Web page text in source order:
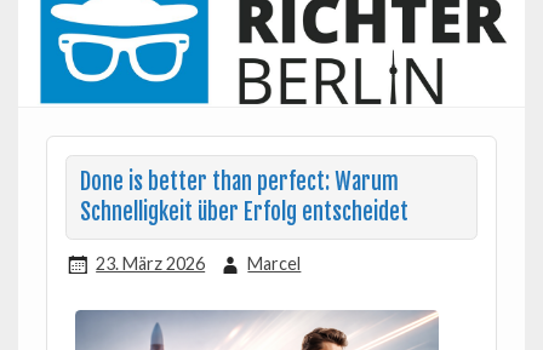
Done is better than perfect: Warum
Schnelligkeit über Erfolg entscheidet
23. März 2026 Marcel